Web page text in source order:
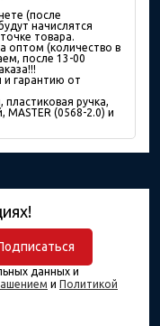
(после
начислятся
товара.
оптом (количество в
после 13-00
и гарантию от
пластиковая ручка,
MASTER (0568-2.0) и
данных и
и Политикой